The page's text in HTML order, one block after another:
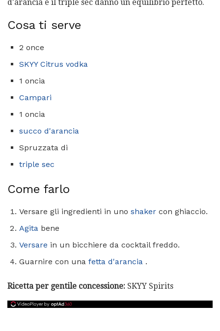
d'arancia e il triple sec danno un equilibrio perfetto.
Cosa ti serve
2 once
SKYY Citrus vodka
1 oncia
Campari
1 oncia
succo d'arancia
Spruzzata di
triple sec
Come farlo
Versare gli ingredienti in uno shaker con ghiaccio.
Agita bene
Versare in un bicchiere da cocktail freddo.
Guarnire con una fetta d'arancia .
Ricetta per gentile concessione: SKYY Spirits